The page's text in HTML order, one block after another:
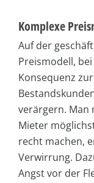
Komplexe
Auf der
Preismodell,
Konsequenz
verärgern. Man
Mieter
recht machen,
Verwirrung.
Angst vor der